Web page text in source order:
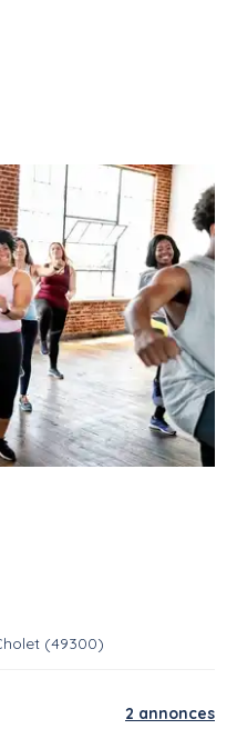
de sport
physique
(49300)
2 annonces